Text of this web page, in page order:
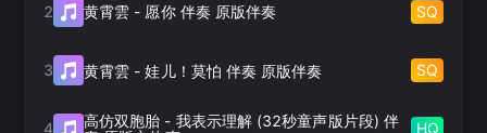
2 黄霄雲 - 愿你 伴奏 原版伴奏 SQ
3 黄霄雲 -娃儿！莫怕 伴奏 原版伴奏 SQ
4 高仿双胞胎 - 我表示理解 (32秒童声版片段) 伴
HQ